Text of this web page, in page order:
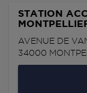
STATION
AVENUE DE
34000